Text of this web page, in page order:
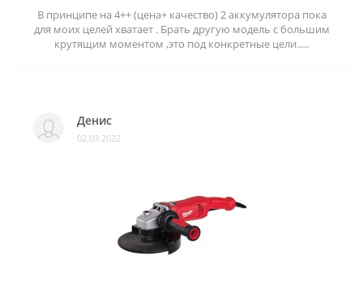
В принципе на 4++ (цена+ качество) 2 аккумулятора пока
для моих целей хватает . Брать другую модель с большим
крутящим моментом ,это под конкретные цели.....
Денис
02.03.2022